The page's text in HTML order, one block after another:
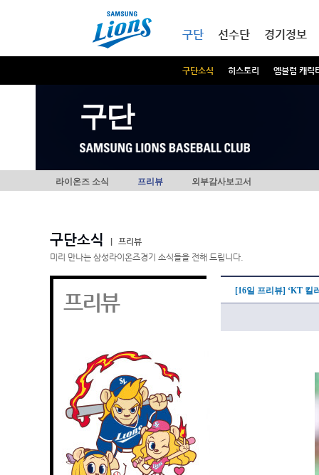
구단
구단소식 히스토리 엠블럼 캐릭
선수단 경기정보
구단
라이온즈 소식 프리뷰 외부감사보고서
구단소식
프리뷰
미리 만나는 삼성라이온즈경기 소식들을 전해 드립니다.
프리뷰 [16일 프리뷰] ‘KT 킬